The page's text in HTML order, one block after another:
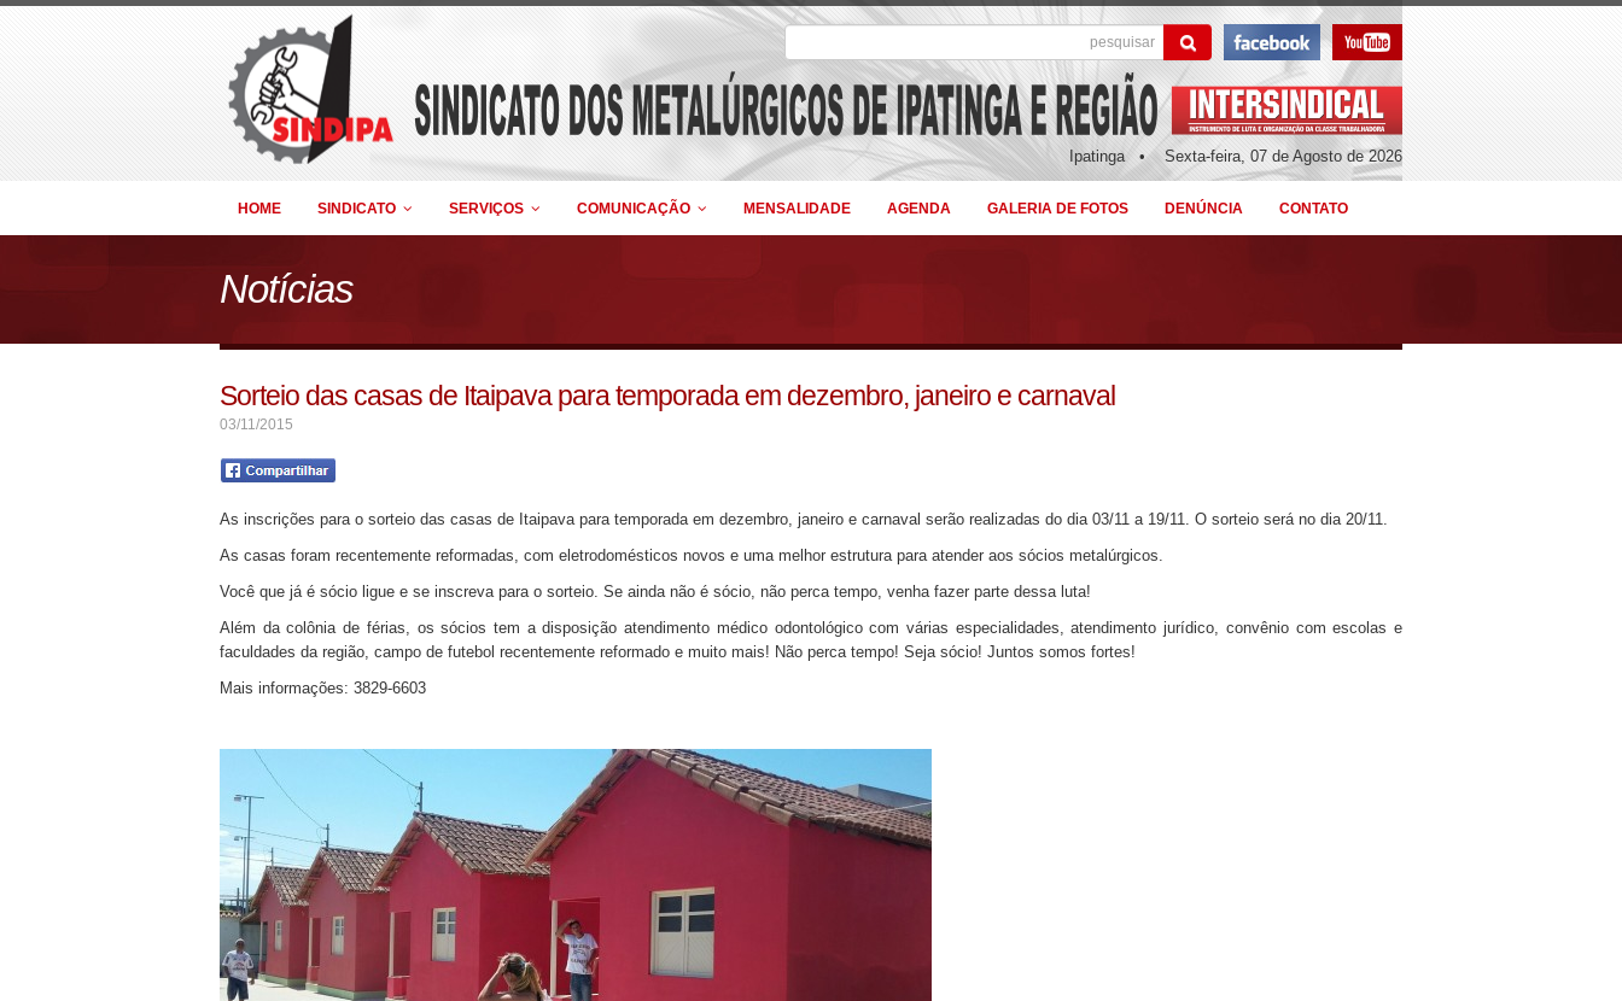
Ipatinga • Sexta-feira, 07 de Agosto de 2026
HOME SINDICATO SERVIÇOS COMUNICAÇÃO MENSALIDADE AGENDA GALERIA DE FOTOS DENÚNCIA CONTATO
Notícias
Sorteio das casas de Itaipava para temporada em dezembro, janeiro e carnaval
03/11/2015
As inscrições para o sorteio das casas de Itaipava para temporada em dezembro, janeiro e carnaval serão realizadas do dia 03/11 a 19/11. O sorteio será no dia 20/11.
As casas foram recentemente reformadas, com eletrodomésticos novos e uma melhor estrutura para atender aos sócios metalúrgicos.
Você que já é sócio ligue e se inscreva para o sorteio. Se ainda não é sócio, não perca tempo, venha fazer parte dessa luta!
Além da colônia de férias, os sócios tem a disposição atendimento médico odontológico com várias especialidades, atendimento jurídico, convênio com escolas e
faculdades da região, campo de futebol recentemente reformado e muito mais! Não perca tempo! Seja sócio! Juntos somos fortes!
Mais informações: 3829-6603